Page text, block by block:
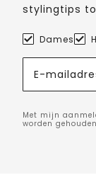
stylingtips
Dames
E-
Met mijn
worden